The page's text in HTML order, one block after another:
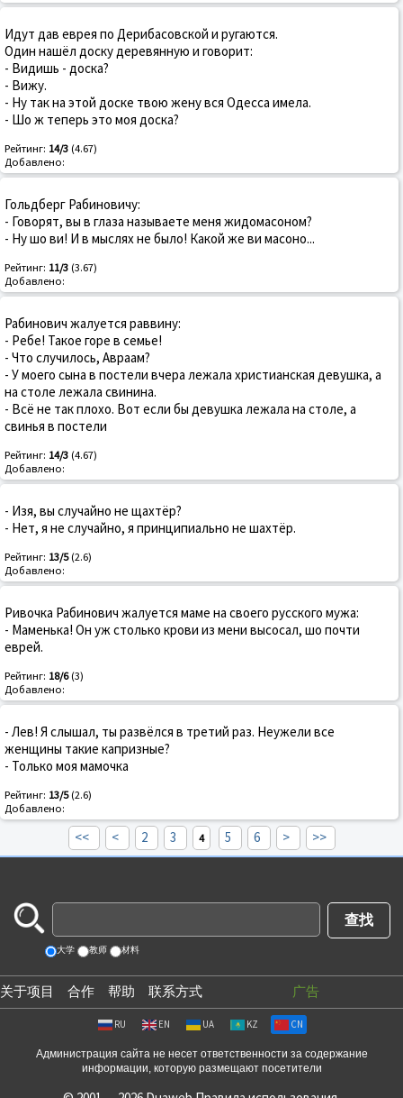
Идут дав еврея по Дерибасовской и ругаются.
Один нашёл доску деревянную и говорит:
- Видишь - доска?
- Вижу.
- Ну так на этой доске твою жену вся Одесса имела.
- Шо ж теперь это моя доска?
Рейтинг: 14/3 (4.67)
Добавлено:
Гольдберг Рабиновичу:
- Говорят, вы в глаза называете меня жидомасоном?
- Ну шо ви! И в мыслях не было! Какой же ви масоно...
Рейтинг: 11/3 (3.67)
Добавлено:
Рабинович жалуется раввину:
- Ребе! Такое горе в семье!
- Что случилось, Авраам?
- У моего сына в постели вчера лежала христианская девушка, а
на столе лежала свинина.
- Всё не так плохо. Вот если бы девушка лежала на столе, а
свинья в постели
Рейтинг: 14/3 (4.67)
Добавлено:
- Изя, вы случайно не щахтёр?
- Нет, я не случайно, я принципиально не шахтёр.
Рейтинг: 13/5(2.6)
Добавлено:
Ривочка Рабинович жалуется маме на своего русского мужа:
- Маменька! Он уж столько крови из мени высосал, шо почти
еврей.
Рейтинг: 18/6(3)
Добавлено:
- Лев! Я слышал, ты развёлся в третий раз. Неужели все
женщины такие капризные?
- Только моя мамочка
Рейтинг: 13/5(2.6)
Добавлено:
<< < 2 3 4 5 6 > >>
大学 教师 材料
关于项目 合作 帮助 联系方式 广告
RU EN UA KZ CN
Администрация сайта не несет ответственности за содержание
информации, которую размещают посетители